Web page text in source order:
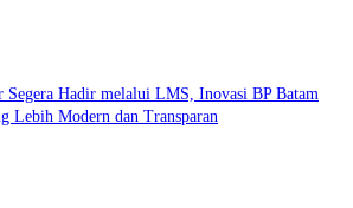
Segera Hadir melalui LMS, Inovasi BP Batam
Lebih Modern dan Transparan